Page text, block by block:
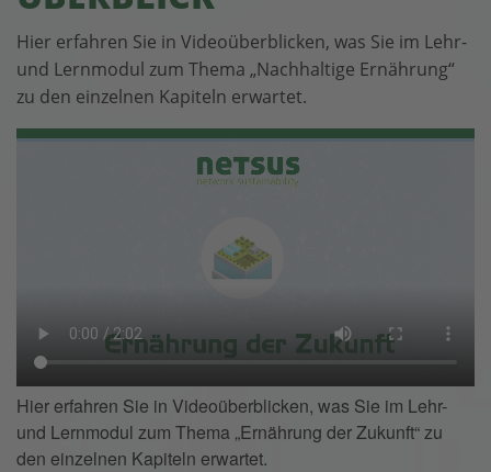
Hier erfahren Sie in Videoüberblicken, was Sie im Lehr-
und Lernmodul zum Thema „Nachhaltige Ernährung“
zu den einzelnen Kapiteln erwartet.
Hier erfahren Sie in Videoüberblicken, was Sie im Lehr-
und Lernmodul zum Thema „Ernährung der Zukunft“ zu
den einzelnen Kapiteln erwartet.